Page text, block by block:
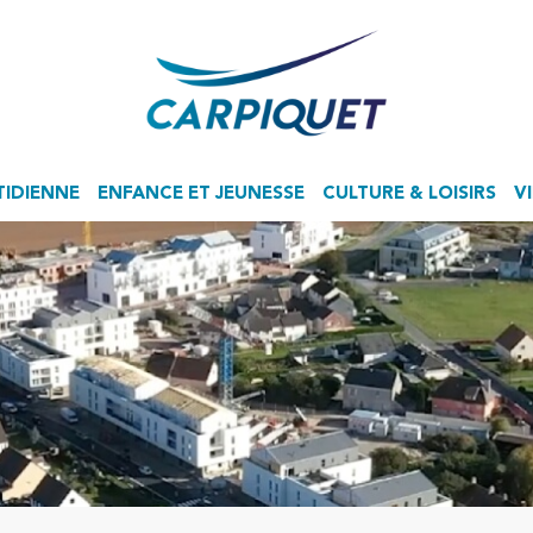
ENFANCE ET JEUNESSE CULTURE & LOISIRS